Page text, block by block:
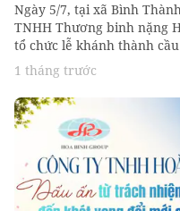
1 tháng trước
Ngày 5/7, tại xã Bình
TNHH Thương binh nặng
tổ chức lễ khánh thành